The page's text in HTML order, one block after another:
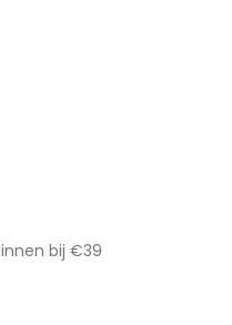
bij €39